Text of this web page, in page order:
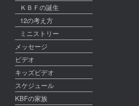
ＫＢＦの誕生
12の考え方
ミニストリー
メッセージ
ビデオ
キッズビデオ
スケジュール
KBFの家族